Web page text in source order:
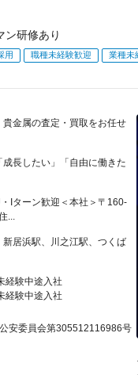
ン研修あり
用 職種未経験歓迎 業種未
金属の査定・買取をお任せ
長したい」「自由に働きた
Iターン歓迎＜本社＞〒160-
居浜駅、川之江駅、つくば
経験中途入社
経験中途入社
安委員会第305512116986号